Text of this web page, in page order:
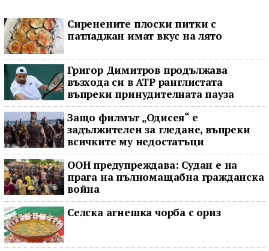
Сиренените плоски питки с
патладжан имат вкус на лято
Григор Димитров продължава
възхода си в ATP ранглистата
въпреки принудителната пауза
Защо филмът „Одисея“ е
задължителен за гледане, въпреки
всичките му недостатъци
ООН предупреждава: Судан е на
прага на пълномащабна гражданска
война
Селска агнешка чорба с ориз